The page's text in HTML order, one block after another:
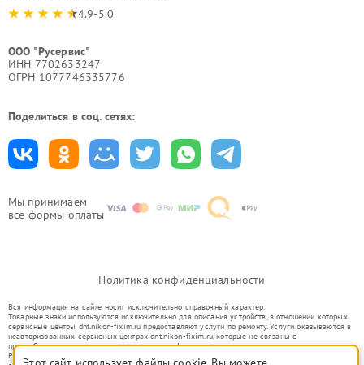
Мы принимаем
все формы оплаты
4.9-5.0
ООО "Русервис"
ИНН 7702633247
ОГРН 1077746335776
Поделиться в соц. сетях:
Политика конфиденциальности
Вся информация на сайте носит исключительно справочный характер.
Товарные знаки используются исключительно для описания устройств, в отношении которых
сервисные центры dnt.nikon-fixim.ru предоставляют услуги по ремонту. Услуги оказываются в
неавторизованных сервисных центрах dnt.nikon-fixim.ru, которые не связаны с
правообладателями товарных знаков или их официальными представителями.
Ремонт осуществляется для устройств, уже введенных в гражданский оборот в соответствии